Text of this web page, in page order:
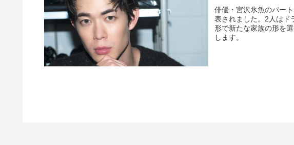
俳優・宮沢氷魚のパー
表されました。2人はド
形で新たな家族の形を
します。